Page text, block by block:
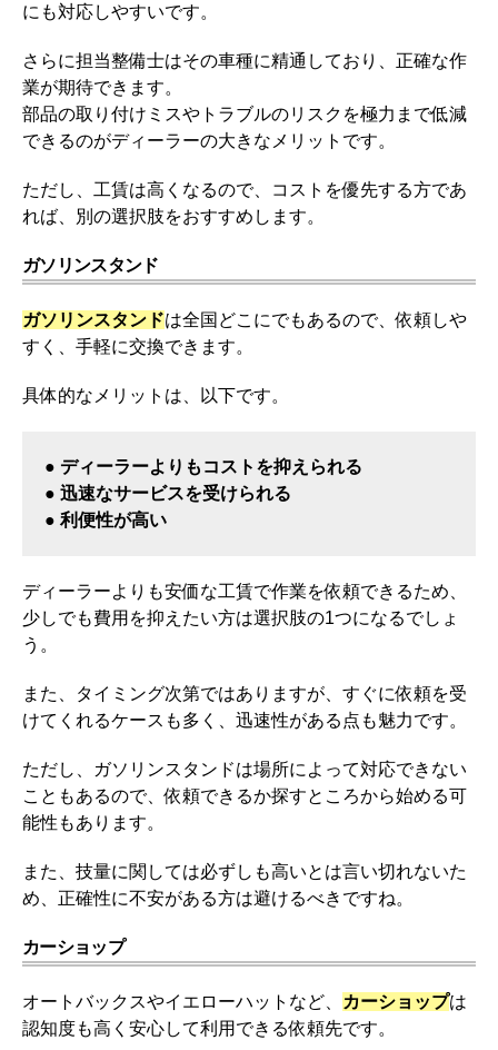
にも対応しやすいです。
さらに担当整備士はその車種に精通しており、正確な作
業が期待できます。
部品の取り付けミスやトラブルのリスクを極力まで低減
できるのがディーラーの大きなメリットです。
ただし、工賃は高くなるので、コストを優先する方であ
れば、別の選択肢をおすすめします。
ガソリンスタンド
ガソリンスタンドは全国どこにでもあるので、依頼しや
すく、手軽に交換できます。
具体的なメリットは、以下です。
● ディーラーよりもコストを抑えられる
● 迅速なサービスを受けられる
● 利便性が高い
ディーラーよりも安価な工賃で作業を依頼できるため、
少しでも費用を抑えたい方は選択肢の1つになるでしょ
う。
また、タイミング次第ではありますが、すぐに依頼を受
けてくれるケースも多く、迅速性がある点も魅力です。
ただし、ガソリンスタンドは場所によって対応できない
こともあるので、依頼できるか探すところから始める可
能性もあります。
また、技量に関しては必ずしも高いとは言い切れないた
め、正確性に不安がある方は避けるべきですね。
カーショップ
オートバックスやイエローハットなど、 カーショップは
認知度も高く安心して利用できる依頼先です。